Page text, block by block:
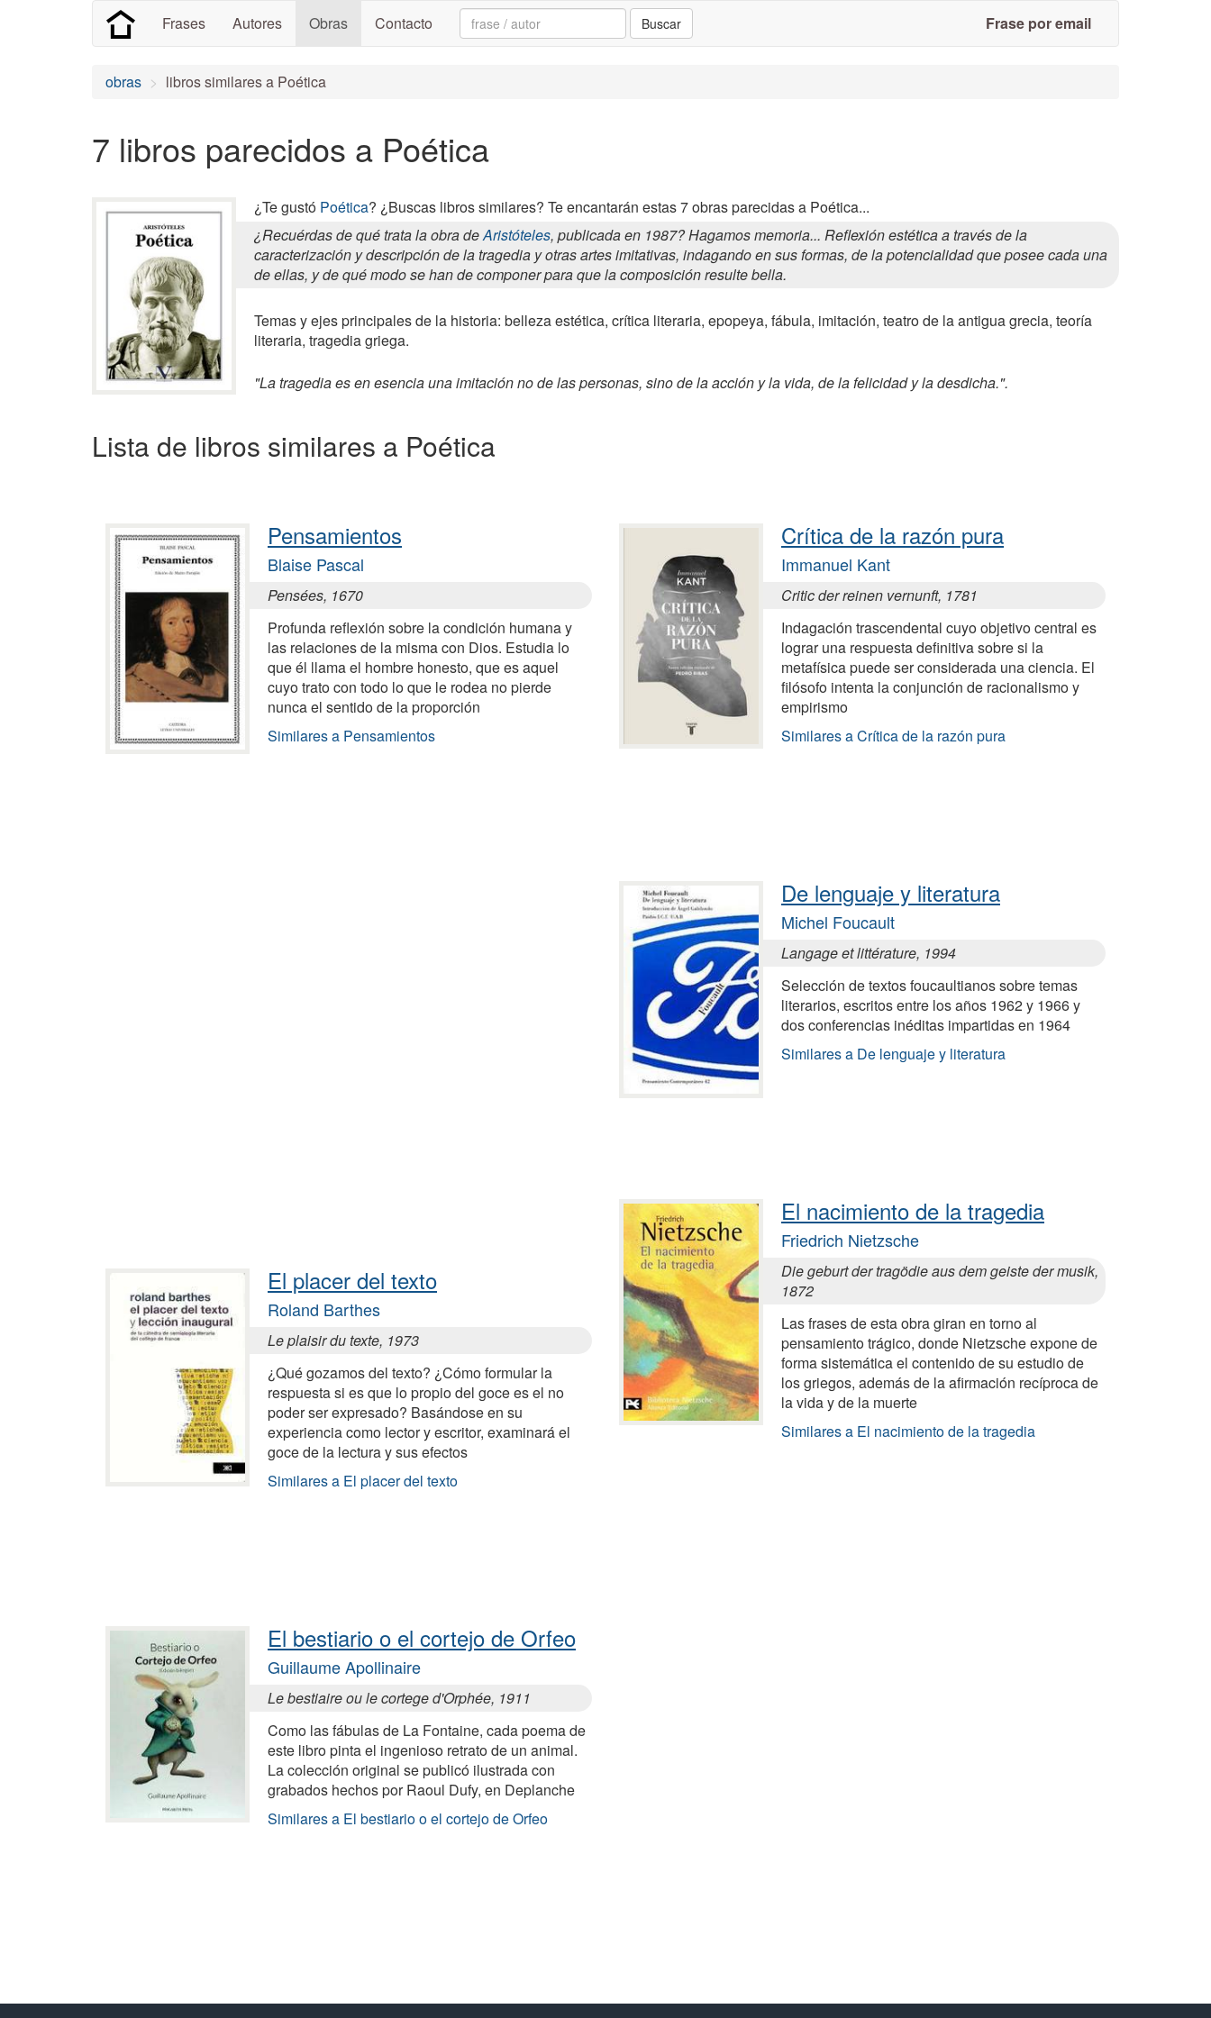
Frases Autores Obras Contacto Search: Buscar Frase por email
obras libros similares a Poética
7 libros parecidos a Poética
¿Te gustó Poética? ¿Buscas libros similares? Te encantarán estas 7 obras parecidas a Poética...
¿Recuérdas de qué trata la obra deAristóteles, publicada en 1987? Hagamos memoria... Reflexión estética a través de la
caracterización y descripción de la tragedia y otras artes imitativas, indagando en sus formas, de la potencialidad que posee cada una
de ellas, y de qué modo se han de componer para que la composición resulte bella.
Temas y ejes principales de la historia: belleza estética, crítica literaria, epopeya, fábula, imitación, teatro de la antigua grecia, teoría
literaria, tragedia griega.
"La tragedia es en esencia una imitación no de las personas, sino de la acción y la vida, de la felicidad y la desdicha.".
Lista de libros similares a Poética
Pensamientos
Blaise Pascal
Pensées, 1670
Profunda reflexión sobre la condición humana y
las relaciones de la misma con Dios. Estudia lo
que él llama el hombre honesto, que es aquel
cuyo trato con todo lo que le rodea no pierde
nunca el sentido de la proporción
Similares a Pensamientos
El placer del texto
Roland Barthes
Le plaisir du texte, 1973
¿Qué gozamos del texto? ¿Cómo formular la
respuesta si es que lo propio del goce es el no
poder ser expresado? Basándose en su
experiencia como lector y escritor, examinará el
goce de la lectura y sus efectos
Similares a El placer del texto
El bestiario o el cortejo de Orfeo
Guillaume Apollinaire
Le bestiaire ou le cortege d'Orphée, 1911
Como las fábulas de La Fontaine, cada poema de
este libro pinta el ingenioso retrato de un animal.
La colección original se publicó ilustrada con
grabados hechos por Raoul Dufy, en Deplanche
Similares a El bestiario o el cortejo de Orfeo
Crítica de la razón pura
Immanuel Kant
Critic der reinen vernunft, 1781
Indagación trascendental cuyo objetivo central es
lograr una respuesta definitiva sobre si la
metafísica puede ser considerada una ciencia. El
filósofo intenta la conjunción de racionalismo y
empirismo
Similares a Crítica de la razón pura
De lenguaje y literatura
Michel Foucault
Langage et littérature, 1994
Selección de textos foucaultianos sobre temas
literarios, escritos entre los años 1962 y 1966 y
dos conferencias inéditas impartidas en 1964
Similares a De lenguaje y literatura
El nacimiento de la tragedia
Friedrich Nietzsche
Die geburt der tragödie aus dem geiste der musik,
1872
Las frases de esta obra giran en torno al
pensamiento trágico, donde Nietzsche expone de
forma sistemática el contenido de su estudio de
los griegos, además de la afirmación recíproca de
la vida y de la muerte
Similares a El nacimiento de la tragedia